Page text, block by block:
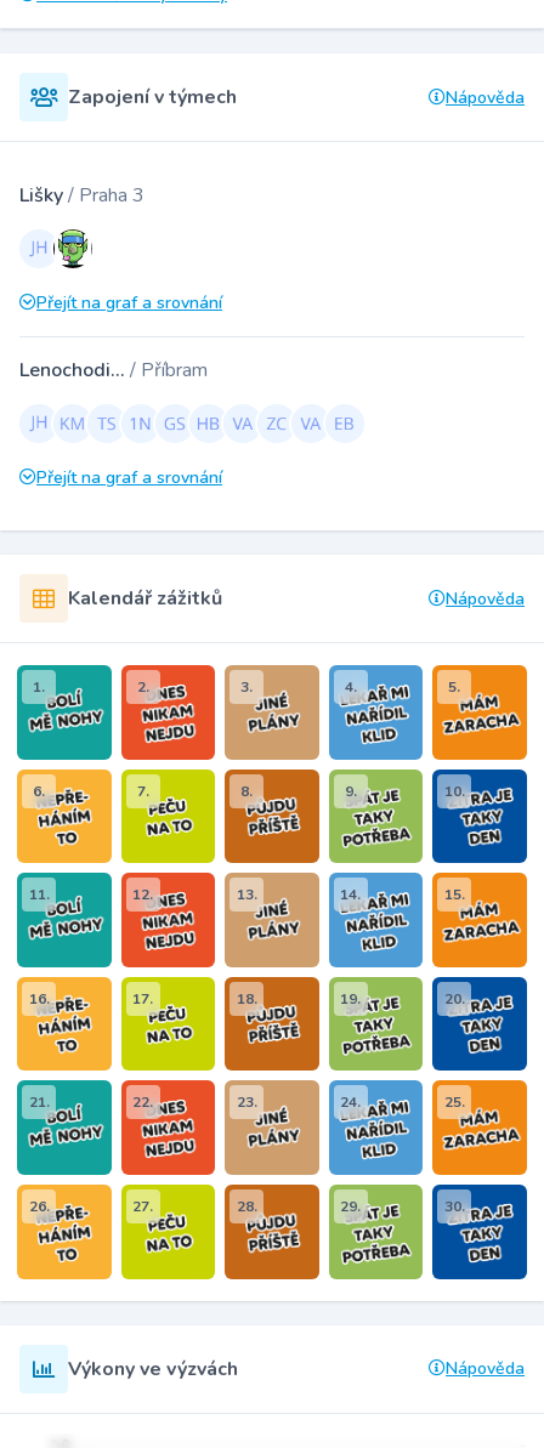
Zapojení v týmech Nápověda
Lišky/ Praha 3
Přejít na graf a srovnání
Lenochodi... / Příbram
Přejít na graf a srovnání
Kalendář zážitků Nápověda
1. 2. 3. 4. 5.
6. 7. 8. 9. 10.
11. 12. 13. 14. 15.
16. 17. 18. 19. 20.
21. 22. 23. 24. 25.
26. 27. 28. 29. 30.
Výkony ve výzvách Nápověda